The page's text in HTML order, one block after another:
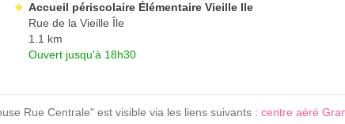
Accueil périscolaire Élémentaire Vieille Ile
Rue de la Vieille Île
1.1 km
Ouvert jusqu'à 18h30
Rue Centrale" est visible via les liens suivants : centre aéré